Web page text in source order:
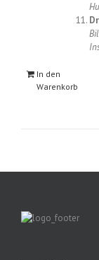
In den
Warenkorb